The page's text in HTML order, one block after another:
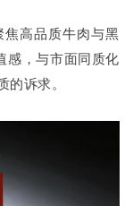
高品质牛肉与黑
感，与市面同质化
诉求。